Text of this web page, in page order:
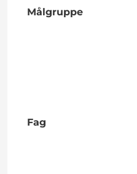
Målgruppe
Fag